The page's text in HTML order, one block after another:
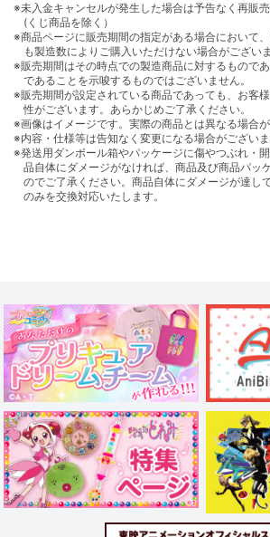
※未入金キャンセルが発生した場合は予告なく再販売
(くじ商品を除く）
※商品ページに販売期間の指定がある場合において
も製造数によりご購入いただけない場合がございま
※販売期間はその時点での製造商品に対するもので
であることを示唆するものではございません。
※販売期間が設定されている商品であっても、お客
性がございます。あらかじめご了承ください。
※画像はイメージです。実際の商品とは異なる場合が
※内容・仕様等は告知なく変更になる場合がございま
※発送用ダンボール箱やパッケージに傷やつぶれ・
品自体にダメージがなければ、商品及び商品パッ
のでご了承ください。商品自体にダメージが達し
のみを交換対応いたします。